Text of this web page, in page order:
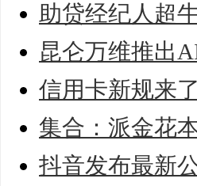
助贷经纪人超
昆仑万维推出
信用卡新规来
集合：派金花
抖音发布最新